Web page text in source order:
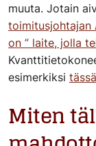
muuta. Jotain
toimitusjohtajan
on ” laite, jolla
esimerkiksi
Miten